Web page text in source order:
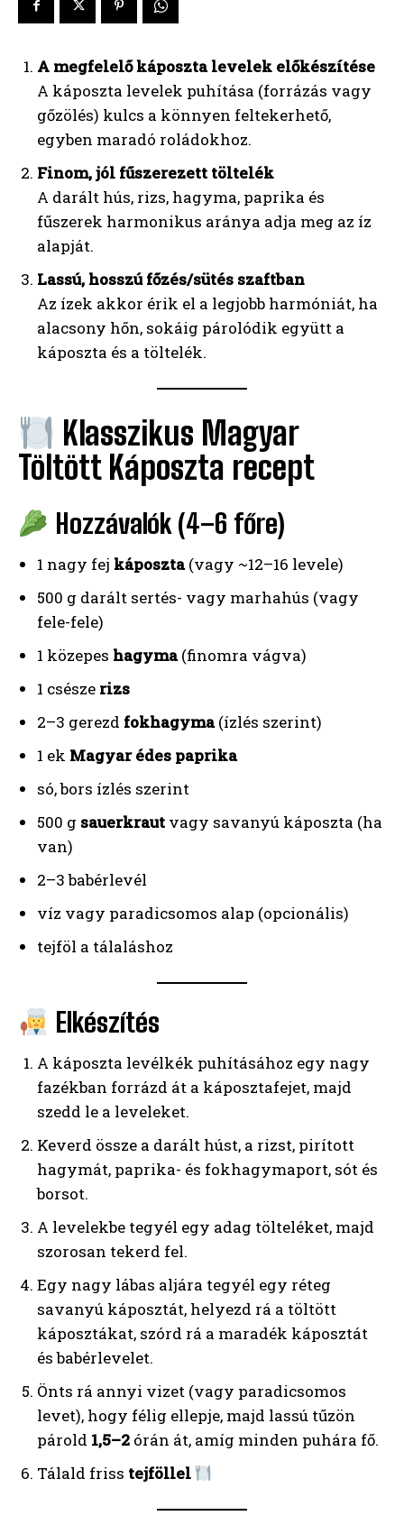
A megfelelő káposzta levelek előkészítése
A káposzta levelek puhítása (forrázás vagy
gőzölés) kulcs a könnyen feltekerhető,
egyben maradó roládokhoz.
Finom, jól fűszerezett töltelék
A darált hús, rizs, hagyma, paprika és
fűszerek harmonikus aránya adja meg az íz
alapját.
Lassú, hosszú főzés/sütés szaftban
Az ízek akkor érik el a legjobb harmóniát, ha
alacsony hőn, sokáig párolódik együtt a
káposzta és a töltelék.
Klasszikus Magyar
Töltött Káposzta recept
Hozzávalók (4–6 főre)
1 nagy fej káposzta(vagy ~12–16 levele)
500 g darált sertés- vagy marhahús (vagy
fele-fele)
1 közepes hagyma(finomra vágva)
1 csésze rizs
2–3 gerezd fokhagyma(ízlés szerint)
1 ek Magyar édes paprika
só, bors ízlés szerint
500 g sauerkraut vagy savanyú káposzta (ha
van)
2–3 babérlevél
víz vagy paradicsomos alap (opcionális)
tejföl a tálaláshoz
Elkészítés
A káposzta levélkék puhításához egy nagy
fazékban forrázd át a káposztafejet, majd
szedd le a leveleket.
Keverd össze a darált húst, a rizst, pirított
hagymát, paprika- és fokhagymaport, sót és
borsot.
A levelekbe tegyél egy adag tölteléket, majd
szorosan tekerd fel.
Egy nagy lábas aljára tegyél egy réteg
savanyú káposztát, helyezd rá a töltött
káposztákat, szórd rá a maradék káposztát
és babérlevelet.
Önts rá annyi vizet (vagy paradicsomos
levet), hogy félig ellepje, majd lassú tűzön
párold 1,5–2 órán át, amíg minden puhára fő.
Tálald friss tejföllel